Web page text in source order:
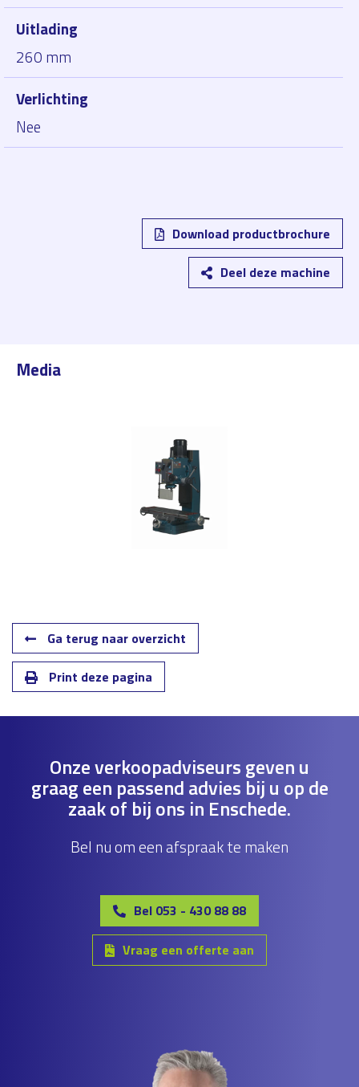
Uitlading
260 mm
Verlichting
Nee
Download productbrochure
Deel deze machine
Media
Ga terug naar overzicht
Print deze pagina
Onze verkoopadviseurs geven u
graag een passend advies bij u op de
zaak of bij ons in Enschede.
Bel nu om een afspraak te maken
Bel 053 - 430 88 88
Vraag een offerte aan